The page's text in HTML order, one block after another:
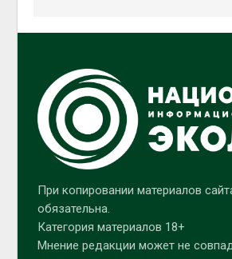
При копировании материалов
обязательна.
Категория материалов 18+
Мнение редакции может не